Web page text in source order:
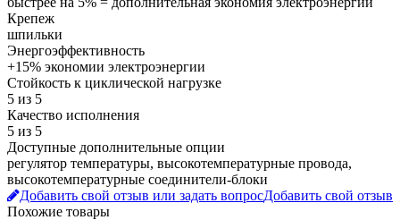
Крепеж
шпильки
Энергоэффективность
+15% экономии электроэнергии
Стойкость к циклической нагрузке
5 из 5
Качество исполнения
5 из 5
Доступные дополнительные опции
регулятор температуры, высокотемпературные провода,
высокотемпературные соединители-блоки
Добавить свой отзыв или задать вопросДобавить свой отзыв
Похожие товары